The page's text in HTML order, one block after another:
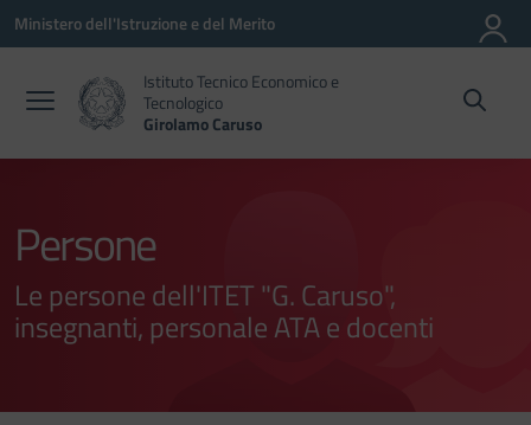
Vai ai contenuti
Vai al menu di navigazione
Vai al footer
Ministero dell'Istruzione e del Merito
Istituto Tecnico Economico e
Tecnologico
Girolamo Caruso
Persone
Le persone dell'ITET "G. Caruso",
insegnanti, personale ATA e docenti